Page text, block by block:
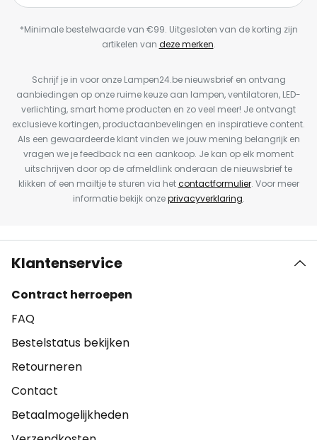
*Minimale bestelwaarde van €99. Uitgesloten van de korting zijn
artikelen van deze merken.
Schrijf je in voor onze Lampen24.be nieuwsbrief en ontvang
aanbiedingen op onze ruime keuze aan lampen, ventilatoren, LED-
verlichting, smart home producten en zo veel meer! Je ontvangt
exclusieve kortingen, productaanbevelingen en inspiratieve content.
Als een gewaardeerde klant vinden we jouw mening belangrijk en
vragen we je feedback na een aankoop. Je kan op elk moment
uitschrijven door op de afmeldlink onderaan de nieuwsbrief te
klikken of een mailtje te sturen via hetcontactformulier. Voor meer
informatie bekijk onzeprivacyverklaring.
Klantenservice
Contract herroepen
FAQ
Bestelstatus bekijken
Retourneren
Contact
Betaalmogelijkheden